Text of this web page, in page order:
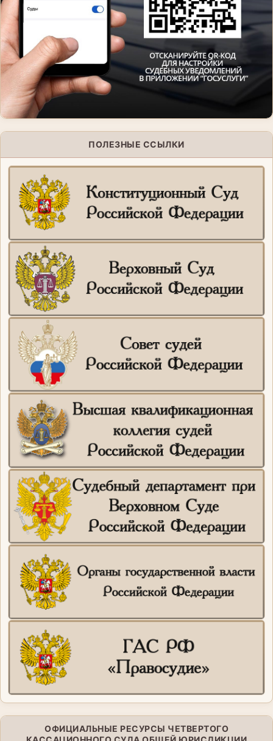
ПОЛЕЗНЫЕ ССЫЛКИ
ОФИЦИАЛЬНЫЕ РЕСУРСЫ ЧЕТВЕРТОГО